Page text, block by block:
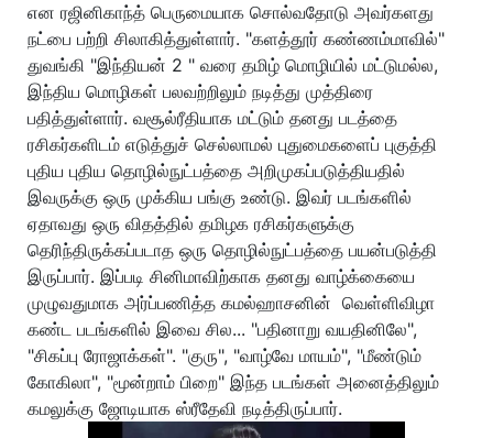
என ரஜினிகாந்த் பெருமையாக சொல்வதோடு அவர்களது
நட்பை பற்றி சிலாகித்துள்ளார். "களத்தூர் கண்ணம்மாவில்"
துவங்கி "இந்தியன் 2 " வரை தமிழ் மொழியில் மட்டுமல்ல,
இந்திய மொழிகள் பலவற்றிலும் நடித்து முத்திரை
பதித்துள்ளார். வசூல்ரீதியாக மட்டும் தனது படத்தை
ரசிகர்களிடம் எடுத்துச் செல்லாமல் புதுமைகளைப் புகுத்தி
புதிய புதிய தொழில்நுட்பத்தை அறிமுகப்படுத்தியதில்
இவருக்கு ஒரு முக்கிய பங்கு உண்டு. இவர் படங்களில்
ஏதாவது ஒரு விதத்தில் தமிழக ரசிகர்களுக்கு
தெரிந்திருக்கப்படாத ஒரு தொழில்நுட்பத்தை பயன்படுத்தி
இருப்பார். இப்படி சினிமாவிற்காக தனது வாழ்க்கையை
முழுவதுமாக அர்ப்பணித்த கமல்ஹாசனின் வெள்ளிவிழா
கண்ட படங்களில் இவை சில... "பதினாறு வயதினிலே",
"சிகப்பு ரோஜாக்கள்". "குரு", "வாழ்வே மாயம்", "மீண்டும்
கோகிலா", "மூன்றாம் பிறை" இந்த படங்கள் அனைத்திலும்
கமலுக்கு ஜோடியாக ஸ்ரீதேவி நடித்திருப்பார்.